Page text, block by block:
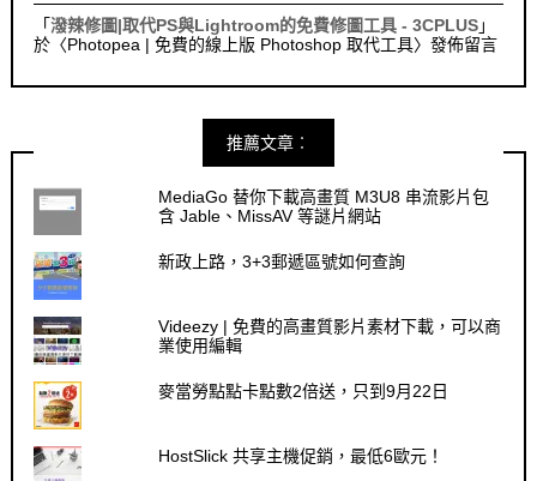
「潑辣修圖|取代PS與Lightroom的免費修圖工具 - 3CPLUS」
於〈Photopea | 免費的線上版 Photoshop 取代工具〉發佈留言
推薦文章︰
MediaGo 替你下載高畫質 M3U8 串流影片包
含 Jable、MissAV 等謎片網站
新政上路，3+3郵遞區號如何查詢
Videezy | 免費的高畫質影片素材下載，可以商
業使用編輯
麥當勞點點卡點數2倍送，只到9月22日
HostSlick 共享主機促銷，最低6歐元！